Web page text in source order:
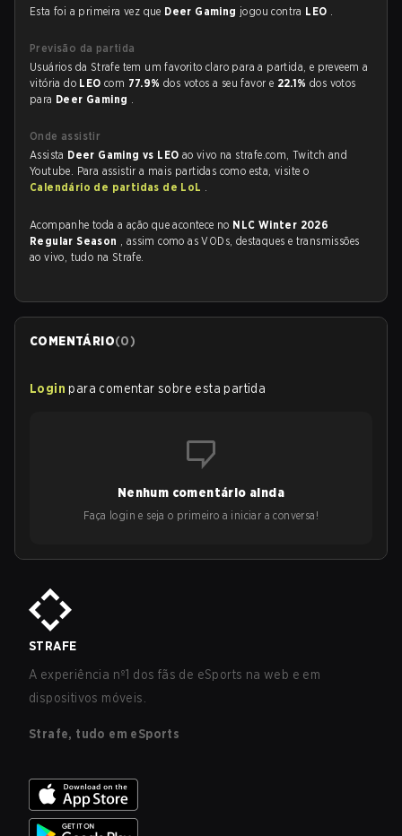
Esta foi a primeira vez que Deer Gaming jogou contra LEO .
Previsão da partida
Usuários da Strafe tem um favorito claro para a partida, e preveem a
vitória do LEOcom 77.9%dos votos a seu favor e 22.1%dos votos
para Deer Gaming .
Onde assistir
Assista Deer Gaming vs LEO ao vivo na strafe.com, Twitch and
Youtube. Para assistir a mais partidas como esta, visite o
Calendário de partidas de LoL .
Acompanhe toda a ação que acontece no NLC Winter 2026
Regular Season , assim como as VODs, destaques e transmissões
ao vivo, tudo na Strafe.
COMENTÁRIO(0)
Login para comentar sobre esta partida
Nenhum comentário ainda
Faça login e seja o primeiro a iniciar a conversa!
STRAFE
A experiência nº1 dos fãs de eSports na web e em
dispositivos móveis.
Strafe, tudo em eSports